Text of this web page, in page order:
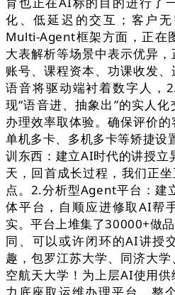
化、低延迟的交互；客户
Multi-Agent框架方面，正在
大表解析等场景中表示优异
账号、课程资本、功课收发、
语音将驱动端衬着数字人，
现“语音进、抽象出”的实人
办理效率取体验。确保评价
单机多卡、多机多卡等矫捷设
训东西：建立AI时代的讲授立
天，回首成长过程，我们正
点。2.分析型Agent平台：建
体平台，自顺应进修取AI帮
实。平台上堆集了30000+做
同、可以或许闭环的AI讲授
趣，包罗江苏大学、同济大
空航天大学！为上层AI使用